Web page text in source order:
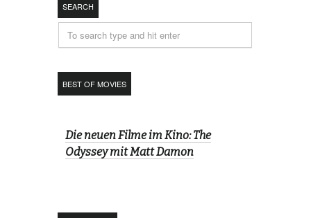
SEARCH
BEST OF MOVIES
Die neuen Filme im Kino: The
Odyssey mit Matt Damon